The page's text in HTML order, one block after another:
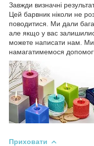
Завжди визначні
Цей барвник ніколи не
поводитися. Ми дали
але якщо у вас
можете написати нам. Ми
намагатимемося
Приховати